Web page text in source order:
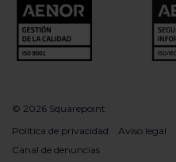
© 2026 Squarepoint
Política de privacidad
Aviso legal
Canal de denuncias